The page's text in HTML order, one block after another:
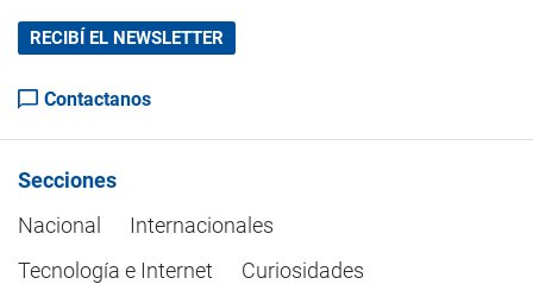
RECIBÍ EL NEWSLETTER
Contactanos
Secciones
Nacional
Internacionales
Tecnología e Internet
Curiosidades